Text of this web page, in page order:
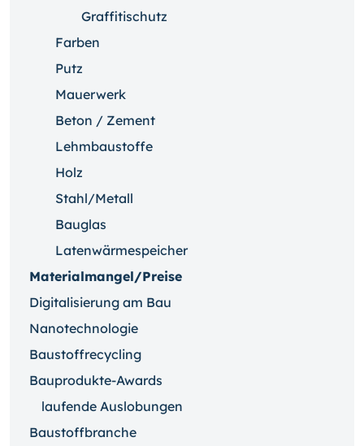
Graffitischutz
Farben
Putz
Mauerwerk
Beton / Zement
Lehmbaustoffe
Holz
Stahl/Metall
Bauglas
Latenwärmespeicher
Materialmangel/Preise
Digitalisierung am Bau
Nanotechnologie
Baustoffrecycling
Bauprodukte-Awards
laufende Auslobungen
Baustoffbranche